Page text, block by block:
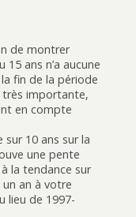
de montrer
15 ans n’a aucune
fin de la période
importante,
en compte
sur 10 ans sur la
une pente
la tendance sur
an à votre
lieu de 1997-